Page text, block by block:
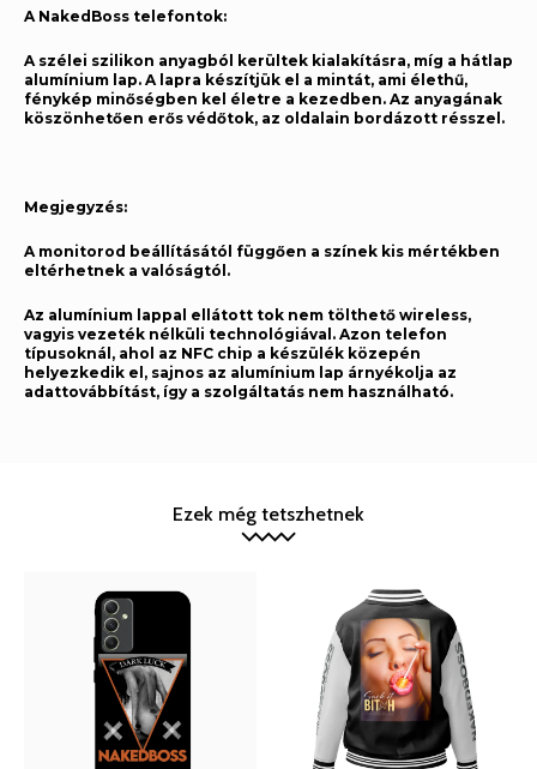
A NakedBoss telefontok:
A szélei szilikon anyagból kerültek kialakításra, míg a hátlap
alumínium lap. A lapra készítjük el a mintát, ami élethű,
fénykép minőségben kel életre a kezedben. Az anyagának
köszönhetően erős védőtok, az oldalain bordázott résszel.
Megjegyzés:
A monitorod beállításától függően a színek kis mértékben
eltérhetnek a valóságtól.
Az alumínium lappal ellátott tok nem tölthető wireless,
vagyis vezeték nélküli technológiával. Azon telefon
típusoknál, ahol az NFC chip a készülék közepén
helyezkedik el, sajnos az alumínium lap árnyékolja az
adattovábbítást, így a szolgáltatás nem használható.
Ezek még tetszhetnek